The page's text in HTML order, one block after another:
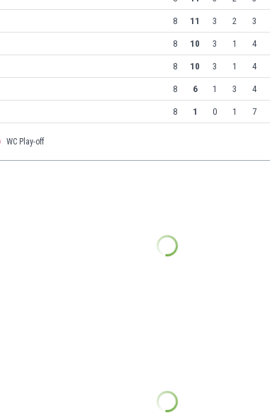
8 11 3 2 3
8 10 3 1 4
8 10 3 1 4
8 6 1 3 4
8 1 0 1 7
WC Play-off